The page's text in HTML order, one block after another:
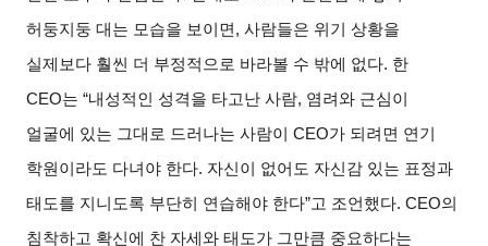
허둥지둥 대는 모습을 보이면, 사람들은 위기 상황을
실제보다 훨씬 더 부정적으로 바라볼 수 밖에 없다. 한
CEO는 “내성적인 성격을 타고난 사람, 염려와 근심이
얼굴에 있는 그대로 드러나는 사람이 CEO가 되려면 연기
학원이라도 다녀야 한다. 자신이 없어도 자신감 있는 표정과
태도를 지니도록 부단히 연습해야 한다”고 조언했다. CEO의
침착하고 확신에 찬 자세와 태도가 그만큼 중요하다는